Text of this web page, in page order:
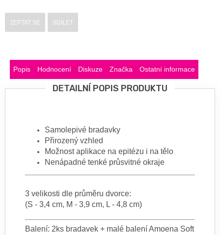
ZEPTAT SE SDÍLET
Popis Hodnocení Diskuze Značka Ostatní informace
DETAILNÍ POPIS PRODUKTU
Samolepivé bradavky
Přirozený vzhled
Možnost aplikace na epitézu i na tělo
Nenápadné tenké průsvitné okraje
3 velikosti dle průměru dvorce:
(S - 3,4 cm, M - 3,9 cm, L - 4,8 cm)
Balení: 2ks bradavek + malé balení Amoena Soft